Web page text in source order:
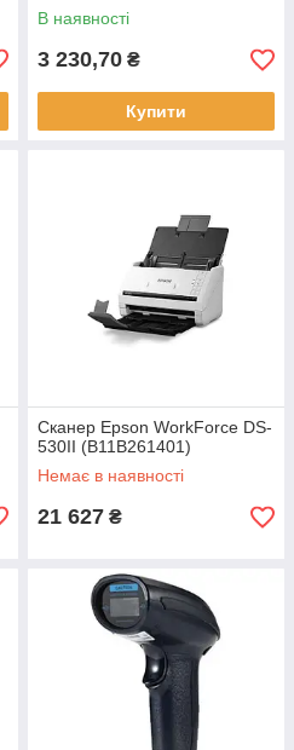
В наявності
3 230,70 ₴
Купити
Сканер Epson WorkForce DS-
530II (B11B261401)
Немає в наявності
21 627 ₴